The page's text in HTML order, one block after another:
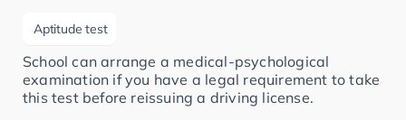
Aptitude test
School can arrange a medical-psychological
examination if you have a legal requirement to take
this test before reissuing a driving license.